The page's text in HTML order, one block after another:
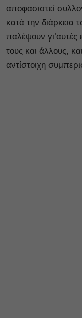
αποφασιστεί
κατά την διάρκεια
παλέψουν
τους και άλλους,
αντίστοιχη